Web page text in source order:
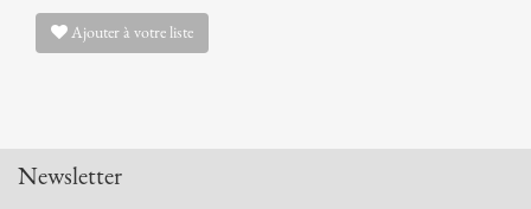
Ajouter à votre liste
Newsletter